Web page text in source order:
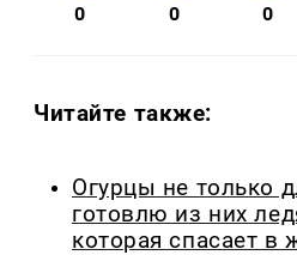
0 0 0
Читайте также:
Огурцы не только
готовлю из них
которая спасает в